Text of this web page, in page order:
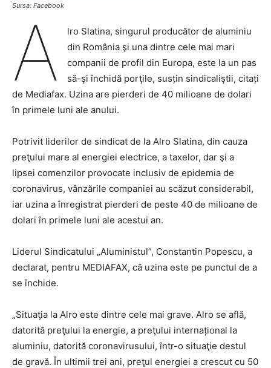
Sursa: Facebook
A
lro Slatina, singurul producător de aluminiu
din România şi una dintre cele mai mari
companii de profil din Europa, este la un pas
să-şi închidă porţile, susțin sindicaliştii, citați
de Mediafax. Uzina are pierderi de 40 milioane de dolari
în primele luni ale anului.
Potrivit liderilor de sindicat de la Alro Slatina, din cauza
preţului mare al energiei electrice, a taxelor, dar şi a
lipsei comenzilor provocate inclusiv de epidemia de
coronavirus, vânzările companiei au scăzut considerabil,
iar uzina a înregistrat pierderi de peste 40 de milioane de
dolari în primele luni ale acestui an.
Liderul Sindicatului „Aluministul”, Constantin Popescu, a
declarat, pentru MEDIAFAX, că uzina este pe punctul de a
se închide.
„Situaţia la Alro este dintre cele mai grave. Alro se află,
datorită preţului la energie, a preţului internațional la
aluminiu, datorită coronavirusului, într-o situaţie destul
de gravă. În ultimii trei ani, preţul energiei a crescut cu 50